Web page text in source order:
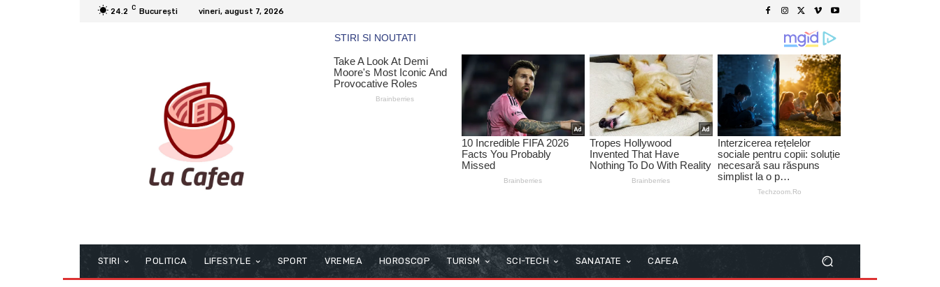
24.2 C București vineri, august 7, 2026
STIRI POLITICA LIFESTYLE SPORT VREMEA HOROSCOP TURISM SCI-TECH SANATATE CAFEA